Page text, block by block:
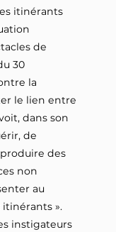
itinérants
de
30
la
le lien entre
dans son
de
des
non
au
».
instigateurs